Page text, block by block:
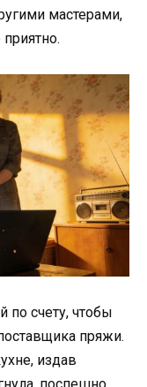
мастерами,
по счету, чтобы
пряжи.
издав